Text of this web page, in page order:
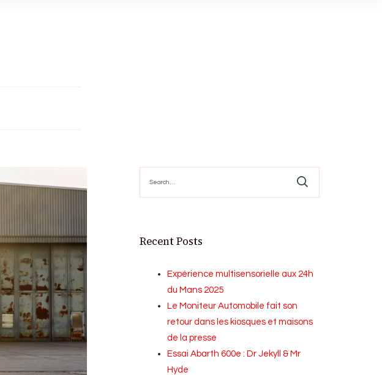
for:
Recent Posts
Expérience multisensorielle aux 24h
du Mans 2025
Le Moniteur Automobile fait son
retour dans les kiosques et maisons
de la presse
Essai Abarth 600e : Dr Jekyll & Mr
Hyde